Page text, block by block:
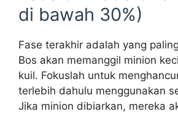
di bawah 30%)
Fase terakhir adalah yang
Bos akan memanggil minion
kuil. Fokuslah untuk
terlebih dahulu menggunakan
Jika minion dibiarkan, mereka